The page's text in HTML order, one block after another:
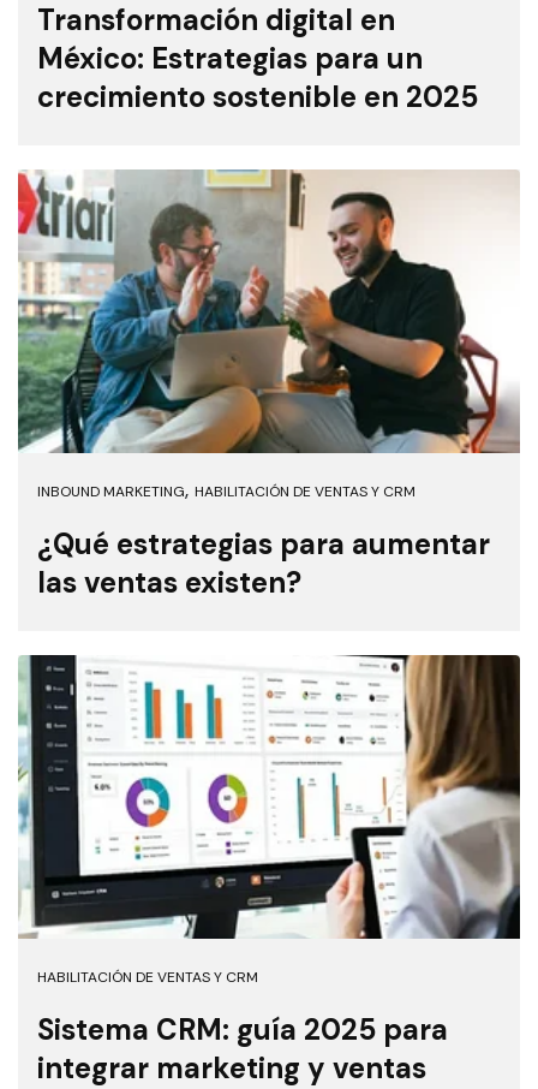
Transformación digital en
México: Estrategias para un
crecimiento sostenible en 2025
INBOUND MARKETING, HABILITACIÓN DE VENTAS Y CRM
¿Qué estrategias para aumentar
las ventas existen?
HABILITACIÓN DE VENTAS Y CRM
Sistema CRM: guía 2025 para
integrar marketing y ventas